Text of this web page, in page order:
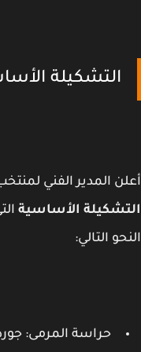
التشكيلة
المدير الفني لمنتخب
الأساسيةالتي
التالي:
حراسة المرمى: